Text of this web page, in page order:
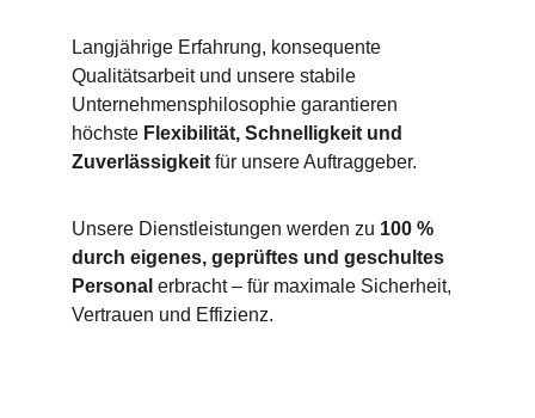
Langjährige Erfahrung, konsequente
Qualitätsarbeit und unsere stabile
Unternehmensphilosophie garantieren
höchste Flexibilität, Schnelligkeit und
Zuverlässigkeit für unsere Auftraggeber.
Unsere Dienstleistungen werden zu 100 %
durch eigenes, geprüftes und geschultes
Personal erbracht – für maximale Sicherheit,
Vertrauen und Effizienz.